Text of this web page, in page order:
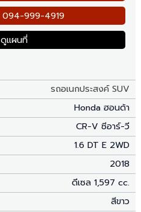
094-999-4919
ดูแผนที่
รถอเนกประสงค์ SUV
Honda ฮอนด้า
CR-V ซีอาร์-วี
1.6 DT E 2WD
2018
ดีเซล 1,597 cc.
สีขาว